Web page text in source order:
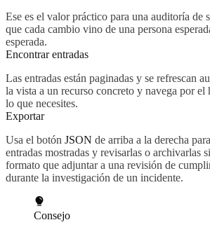
Ese es el valor práctico para una auditoría de
que cada cambio vino de una persona
esperada.
Encontrar entradas
Las entradas están paginadas y se refrescan
la vista a un recurso concreto y navega por
lo que necesites.
Exportar
Usa el botón JSON de arriba a la derecha
entradas mostradas y revisarlas o archivarlas
formato que adjuntar a una revisión de
durante la investigación de un incidente.
Consejo